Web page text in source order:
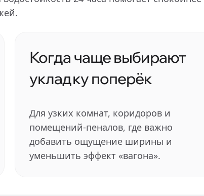
Когда чаще выбирают
укладку поперёк
Для узких комнат, коридоров и
помещений-пеналов, где важно
добавить ощущение ширины и
уменьшить эффект «вагона».